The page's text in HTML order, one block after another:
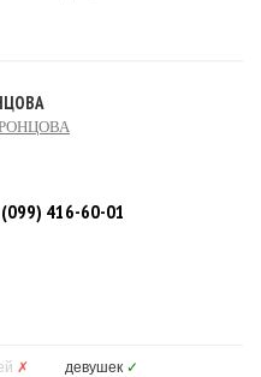
416-60-01
✗ девушек ✓